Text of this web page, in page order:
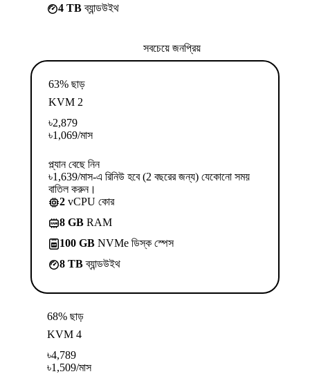
4 TBব্যান্ডউইথ
সবচেয়ে জনপ্রিয়
63% ছাড়
KVM 2
৳2,879
৳1,069/মাস
প্ল্যান বেছে নিন
৳1,639/মাস-এ রিনিউ হবে (2 বছরের জন্য) যেকোনো সময়
বাতিল করুন।
2 vCPU কোর
8 GB RAM
100 GB NVMe ডিস্ক স্পেস
8 TBব্যান্ডউইথ
68% ছাড়
KVM 4
৳4,789
৳1,509/মাস